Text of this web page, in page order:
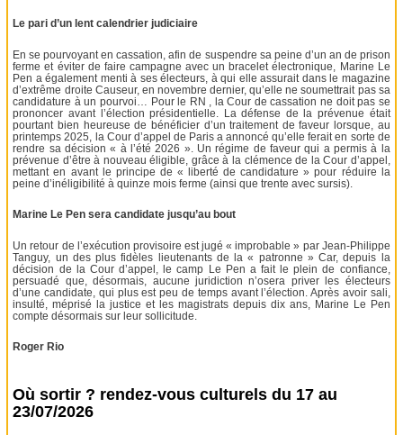
Le pari d’un lent calendrier judiciaire
En se pourvoyant en cassation, afin de suspendre sa peine d’un an de prison
ferme et éviter de faire campagne avec un bracelet électronique, Marine Le
Pen a également menti à ses électeurs, à qui elle assurait dans le magazine
d’extrême droite Causeur, en novembre dernier, qu’elle ne soumettrait pas sa
candidature à un pourvoi… Pour le RN , la Cour de cassation ne doit pas se
prononcer avant l’élection présidentielle. La défense de la prévenue était
pourtant bien heureuse de bénéficier d’un traitement de faveur lorsque, au
printemps 2025, la Cour d’appel de Paris a annoncé qu’elle ferait en sorte de
rendre sa décision « à l’été 2026 ». Un régime de faveur qui a permis à la
prévenue d’être à nouveau éligible, grâce à la clémence de la Cour d’appel,
mettant en avant le principe de « liberté de candidature » pour réduire la
peine d’inéligibilité à quinze mois ferme (ainsi que trente avec sursis).
Marine Le Pen sera candidate jusqu’au bout
Un retour de l’exécution provisoire est jugé « improbable » par Jean-Philippe
Tanguy, un des plus fidèles lieutenants de la « patronne » Car, depuis la
décision de la Cour d’appel, le camp Le Pen a fait le plein de confiance,
persuadé que, désormais, aucune juridiction n’osera priver les électeurs
d’une candidate, qui plus est peu de temps avant l’élection. Après avoir sali,
insulté, méprisé la justice et les magistrats depuis dix ans, Marine Le Pen
compte désormais sur leur sollicitude.
Roger Rio
Où sortir ? rendez-vous culturels du 17 au
23/07/2026